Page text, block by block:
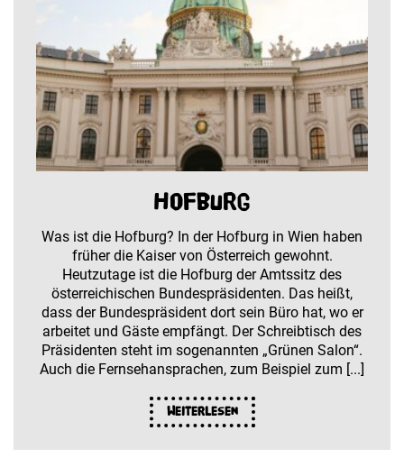
Hofburg
Was ist die Hofburg? In der Hofburg in Wien haben
früher die Kaiser von Österreich gewohnt.
Heutzutage ist die Hofburg der Amtssitz des
österreichischen Bundespräsidenten. Das heißt,
dass der Bundespräsident dort sein Büro hat, wo er
arbeitet und Gäste empfängt. Der Schreibtisch des
Präsidenten steht im sogenannten „Grünen Salon“.
Auch die Fernsehansprachen, zum Beispiel zum [...]
Weiterlesen